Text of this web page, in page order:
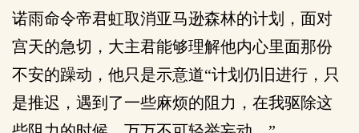
诺雨命令帝君虹取消亚马逊森林的计划，面对
宫天的急切，大主君能够理解他内心里面那份
不安的躁动，他只是示意道“计划仍旧进行，只
是推迟，遇到了一些麻烦的阻力，在我驱除这